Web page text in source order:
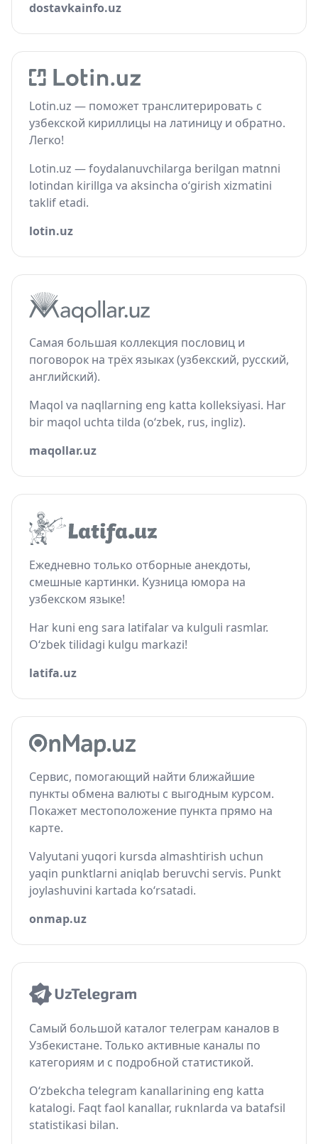
dostavkainfo.uz
Lotin.uz — поможет транслитерировать с
узбекской кириллицы на латиницу и обратно.
Легко!
Lotin.uz — foydalanuvchilarga berilgan matnni
lotindan kirillga va aksincha o‘girish xizmatini
taklif etadi.
lotin.uz
Самая большая коллекция пословиц и
поговорок на трёх языках (узбекский, русский,
английский).
Maqol va naqllarning eng katta kolleksiyasi. Har
bir maqol uchta tilda (o‘zbek, rus, ingliz).
maqollar.uz
Ежедневно только отборные анекдоты,
смешные картинки. Кузница юмора на
узбекском языке!
Har kuni eng sara latifalar va kulguli rasmlar.
O‘zbek tilidagi kulgu markazi!
latifa.uz
Сервис, помогающий найти ближайшие
пункты обмена валюты с выгодным курсом.
Покажет местоположение пункта прямо на
карте.
Valyutani yuqori kursda almashtirish uchun
yaqin punktlarni aniqlab beruvchi servis. Punkt
joylashuvini kartada ko‘rsatadi.
onmap.uz
Самый большой каталог телеграм каналов в
Узбекистане. Только активные каналы по
категориям и с подробной статистикой.
O‘zbekcha telegram kanallarining eng katta
katalogi. Faqt faol kanallar, ruknlarda va batafsil
statistikasi bilan.